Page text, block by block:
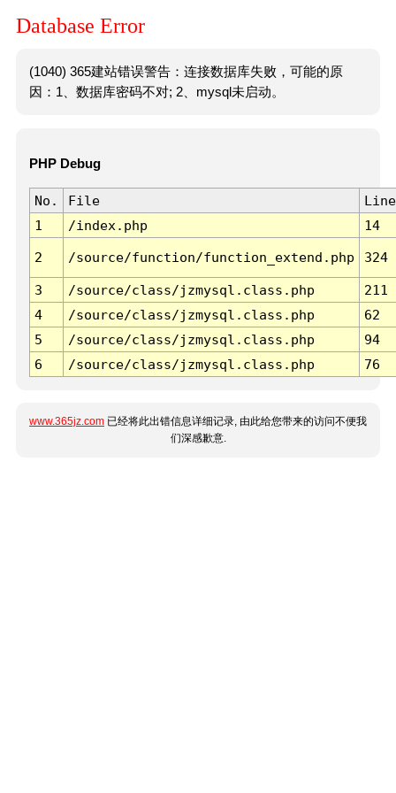
Database Error
(1040) 365建站错误警告：连接数据库失败，可能的原
因：1、数据库密码不对; 2、mysql未启动。
PHP Debug
No. File
Line
1
/index.php 14
2 /source/function/function_extend.php 324
3 /source/class/jzmysql.class.php
211
4
/source/class/jzmysql.class.php
62
5
/source/class/jzmysql.class.php
94
6
/source/class/jzmysql.class.php 76
www.365jz.com 已经将此出错信息详细记录, 由此给您带来的访问不便我
们深感歉意.